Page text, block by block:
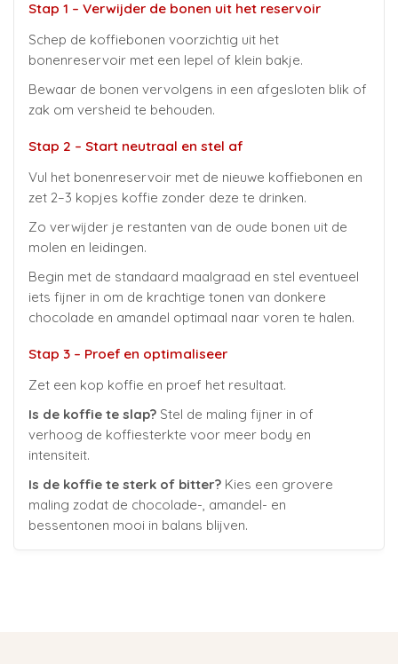
Stap 1 – Verwijder de bonen uit het reservoir
Schep de koffiebonen voorzichtig uit het
bonenreservoir met een lepel of klein bakje.
Bewaar de bonen vervolgens in een afgesloten blik of
zak om versheid te behouden.
Stap 2 – Start neutraal en stel af
Vul het bonenreservoir met de nieuwe koffiebonen en
zet 2–3 kopjes koffie zonder deze te drinken.
Zo verwijder je restanten van de oude bonen uit de
molen en leidingen.
Begin met de standaard maalgraad en stel eventueel
iets fijner in om de krachtige tonen van donkere
chocolade en amandel optimaal naar voren te halen.
Stap 3 – Proef en optimaliseer
Zet een kop koffie en proef het resultaat.
Is de koffie te slap? Stel de maling fijner in of
verhoog de koffiesterkte voor meer body en
intensiteit.
Is de koffie te sterk of bitter? Kies een grovere
maling zodat de chocolade-, amandel- en
bessentonen mooi in balans blijven.